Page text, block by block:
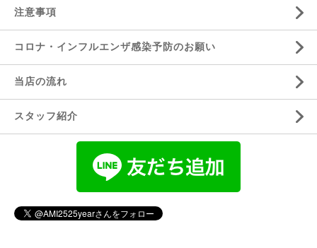
注意事項
コロナ・インフルエンザ感染予防のお願い
当店の流れ
スタッフ紹介